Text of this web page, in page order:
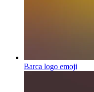
Barca logo emoji